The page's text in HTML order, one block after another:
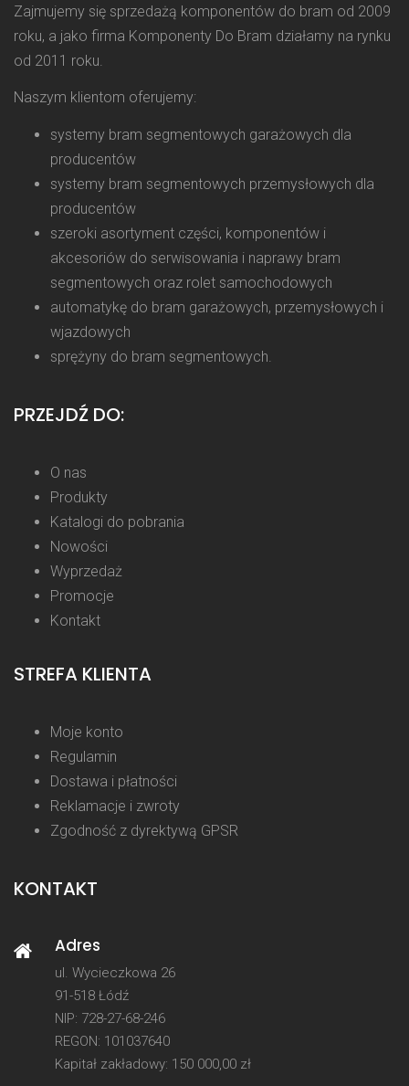
Zajmujemy się sprzedażą komponentów do bram od 2009
roku, a jako firma Komponenty Do Bram działamy na rynku
od 2011 roku.
Naszym klientom oferujemy:
systemy bram segmentowych garażowych dla
producentów
systemy bram segmentowych przemysłowych dla
producentów
szeroki asortyment części, komponentów i
akcesoriów do serwisowania i naprawy bram
segmentowych oraz rolet samochodowych
automatykę do bram garażowych, przemysłowych i
wjazdowych
sprężyny do bram segmentowych.
PRZEJDŹ DO:
O nas
Produkty
Katalogi do pobrania
Nowości
Wyprzedaż
Promocje
Kontakt
STREFA KLIENTA
Moje konto
Regulamin
Dostawa i płatności
Reklamacje i zwroty
Zgodność z dyrektywą GPSR
KONTAKT
Adres
ul. Wycieczkowa 26
91-518 Łódź
NIP: 728-27-68-246
REGON: 101037640
Kapitał zakładowy: 150 000,00 zł